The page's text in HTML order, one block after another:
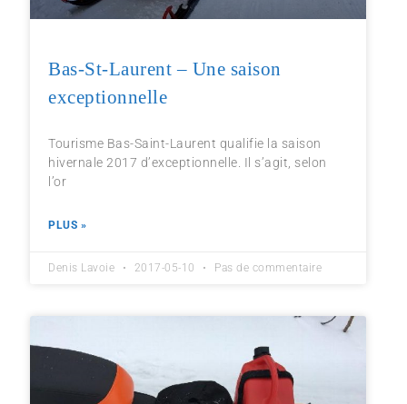
Bas-St-Laurent – Une saison
exceptionnelle
Tourisme Bas-Saint-Laurent qualifie la saison
hivernale 2017 d’exceptionnelle. Il s’agit, selon
l’or
PLUS »
Denis Lavoie 2017-05-10 Pas de commentaire